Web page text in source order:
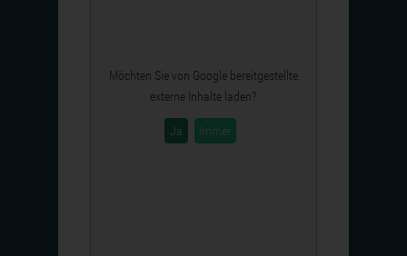
Möchten Sie von Google bereitgestellte
externe Inhalte laden?
Ja Immer